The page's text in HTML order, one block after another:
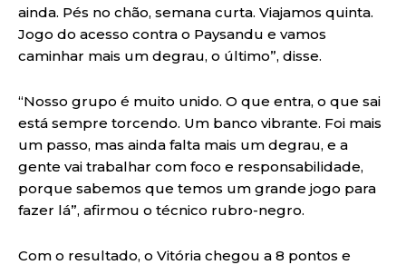
ainda. Pés no chão, semana curta. Viajamos quinta.
Jogo do acesso contra o Paysandu e vamos
caminhar mais um degrau, o último”, disse.
“Nosso grupo é muito unido. O que entra, o que sai
está sempre torcendo. Um banco vibrante. Foi mais
um passo, mas ainda falta mais um degrau, e a
gente vai trabalhar com foco e responsabilidade,
porque sabemos que temos um grande jogo para
fazer lá”, afirmou o técnico rubro-negro.
Com o resultado, o Vitória chegou a 8 pontos e